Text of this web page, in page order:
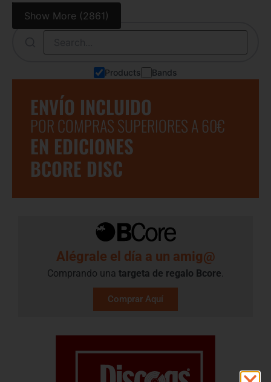
BUSCAR
Products Bands
ENVÍO INCLUIDO
POR COMPRAS SUPERIORES A 60€
EN EDICIONES
BCORE DISC
Alégrale el día a un amig@
Comprando una targeta de regalo​ Bcore.
Comprar Aquí
Show More (2861)